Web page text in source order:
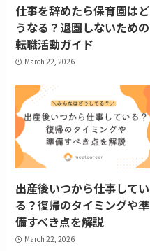
仕事を辞めたら保育園はど
うなる？退園しないための
転職活動ガイド
March 22, 2026
出産後いつから仕事してい
る？復帰のタイミングや準
備すべき点を解説
March 22, 2026